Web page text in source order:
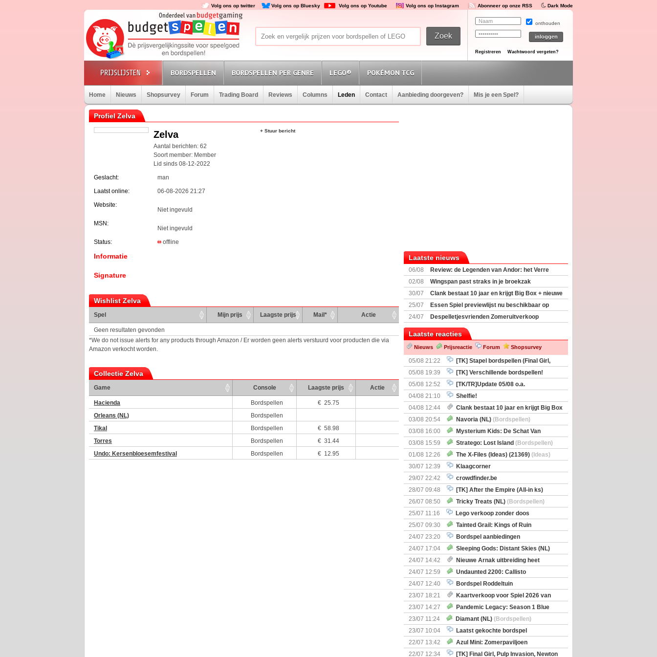
Volg ons op twitter Volg ons op Bluesky Volg ons op Youtube Volg ons op Instagram Abonneer op onze RSS Dark Mode
onthouden
Registreren Wachtwoord vergeten?
BORDSPELLEN BORDSPELLEN PER GENRE LEGO® POKÉMON TCG
Home Nieuws Shopsurvey Forum Trading Board Reviews Columns Leden Contact Aanbieding doorgeven? Mis je een Spel?
Profiel Zelva
Zelva
Aantal berichten: 62
Soort member: Member
Lid sinds 08-12-2022
Geslacht:
man
Laatst online:
06-08-2026 21:27
Website:
Niet ingevuld
MSN:
Niet ingevuld
Status:
offline
Informatie
Signature
+ Stuur bericht
Wishlist Zelva
Spel Mijn prijs Laagste prijs Mail* Actie
Geen resultaten gevonden
*We do not issue alerts for any products through Amazon / Er worden geen alerts verstuurd voor producten die via
Amazon verkocht worden.
Collectie Zelva
Game Console Laagste prijs Actie
Hacienda Bordspellen
€ 25.75
Orleans (NL)
Bordspellen
Tikal
Bordspellen
€ 58.98
Torres
Bordspellen
€ 31.44
Undo: Kersenbloesemfestival
Bordspellen € 12.95
Laatste nieuws
06/08
Review: de Legenden van Andor: het Verre
Land
02/08
Wingspan past straks in je broekzak
30/07
Clank bestaat 10 jaar en krijgt Big Box + nieuwe
uitbreiding
25/07
Essen Spiel previewlijst nu beschikbaar op
Boardgamegeek
24/07
Despelletjesvrienden Zomeruitverkoop
Laatste reacties
Nieuws Prijsreactie Forum Shopsurvey
05/08 21:22
[TK] Stapel bordspellen (Final Girl,
Nemesis Retaliation, Zombicide Invader)
05/08 19:39
[TK] Verschillende bordspellen!
05/08 12:52
[TK/TR]Update 05/08 o.a.
Prijsverlagingen, Imperium Horizons, 20 Strong
04/08 21:10
Shelfie!
04/08 12:44
Clank bestaat 10 jaar en krijgt Big Box
+ nieuwe uitbreiding
03/08 20:54 Navoria (NL) (Bordspellen)
03/08 16:00
Mysterium Kids: De Schat Van
Kapitein Boe
(Bordspellen)
03/08 15:59 Stratego: Lost Island (Bordspellen)
01/08 12:26
The X-Files (Ideas) (21369) (Ideas)
30/07 12:39
Klaagcorner
29/07 22:42
crowdfinder.be
28/07 09:48
[TK] After the Empire (All-in ks)
26/07 08:50
Tricky Treats (NL) (Bordspellen)
25/07 11:16
Lego verkoop zonder doos
25/07 09:30
Tainted Grail: Kings of Ruin
Uitbreiding: Wyrd Encounters(Bordspellen)
24/07 23:20
Bordspel aanbiedingen
24/07 17:04
Sleeping Gods: Distant Skies (NL)
(Bordspellen)
24/07 14:42
Nieuwe Arnak uitbreiding heet
Surprise Shipments
24/07 12:59
Undaunted 2200: Callisto
(Bordspellen)
24/07 12:40
Bordspel Roddeltuin
23/07 18:21
Kaartverkoop voor Spiel 2026 van
start
23/07 14:27
Pandemic Legacy: Season 1 Blue
(Bordspellen)
23/07 11:24 Diamant (NL) (Bordspellen)
23/07 10:04
Laatst gekochte bordspel
22/07 13:42
Azul Mini: Zomerpaviljoen
(Bordspellen)
22/07 12:34 [TK] Final Girl, Pulp Invasion, Newton